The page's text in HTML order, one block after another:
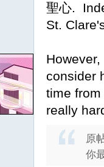
聖心.
St.
consider
time
really
原
你